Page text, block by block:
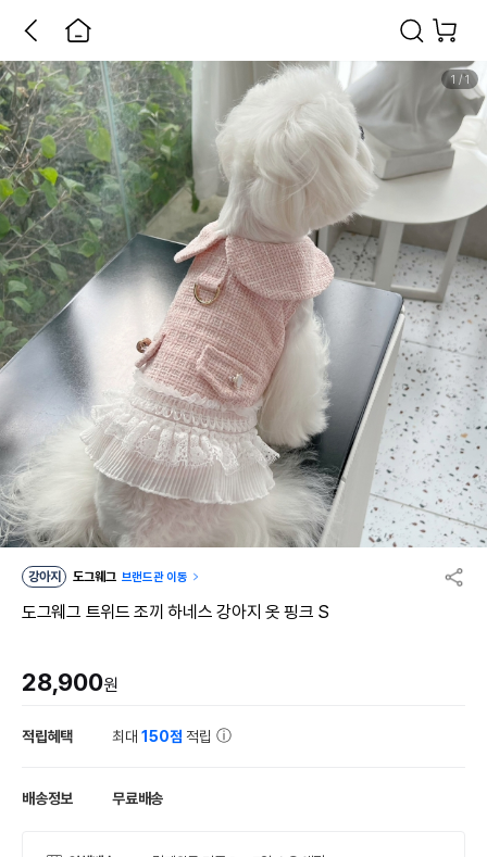
1 /1
강아지 도그웨그 브랜드관 이동
도그웨그 트위드 조끼 하네스 강아지 옷 핑크 S
28,900원
적립혜택 최대150점 적립
배송정보 무료배송